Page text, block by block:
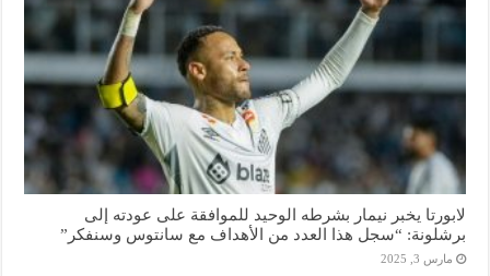
لابورتا يخبر نيمار بشرطه الوحيد للموافقة على عودته إلى
برشلونة: “سجل هذا العدد من الأهداف مع سانتوس وسنفكر”
مارس 3, 2025